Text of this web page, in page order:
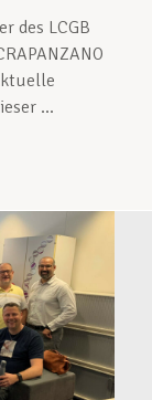
des LCGB
...